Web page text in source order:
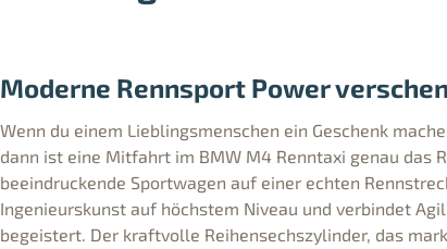
Moderne Rennsport Power
Wenn du einem Lieblingsmenschen ein Geschenk
dann ist eine Mitfahrt im BMW M4 Renntaxi genau das
beeindruckende Sportwagen auf einer echten
Ingenieurskunst auf höchstem Niveau und verbindet
begeistert. Der kraftvolle Reihensechszylinder, das